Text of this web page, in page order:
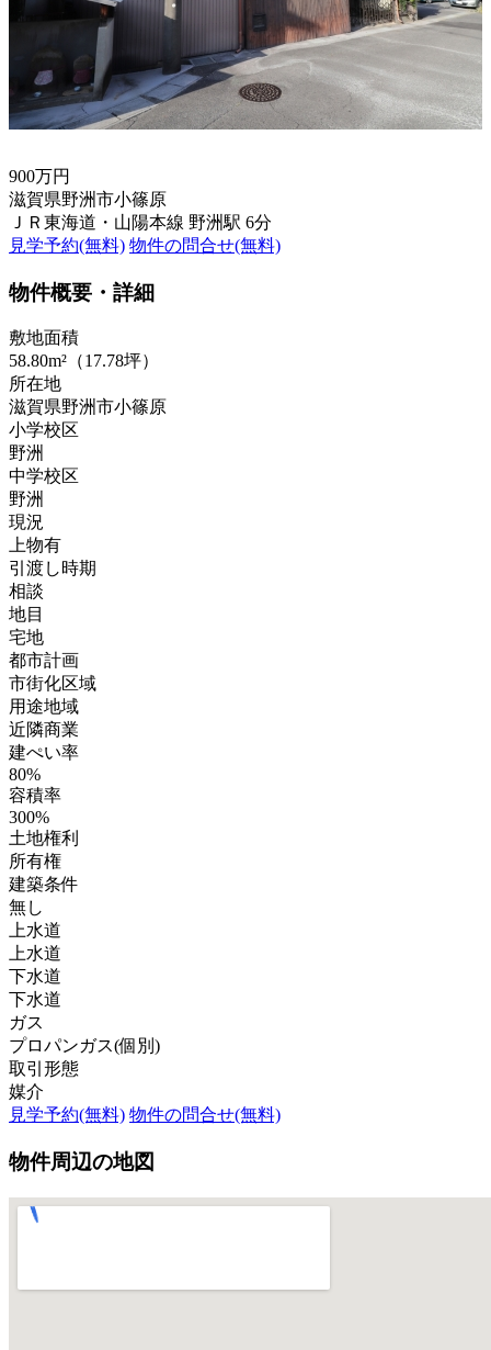
900万円
滋賀県野洲市小篠原
ＪＲ東海道・山陽本線 野洲駅 6分
見学予約(無料) 物件の問合せ(無料)
物件概要・詳細
敷地面積
58.80m²（17.78坪）
所在地
滋賀県野洲市小篠原
小学校区
野洲
中学校区
野洲
現況
上物有
引渡し時期
相談
地目
宅地
都市計画
市街化区域
用途地域
近隣商業
建ぺい率
80%
容積率
300%
土地権利
所有権
建築条件
無し
上水道
上水道
下水道
下水道
ガス
プロパンガス(個別)
取引形態
媒介
見学予約(無料) 物件の問合せ(無料)
物件周辺の地図